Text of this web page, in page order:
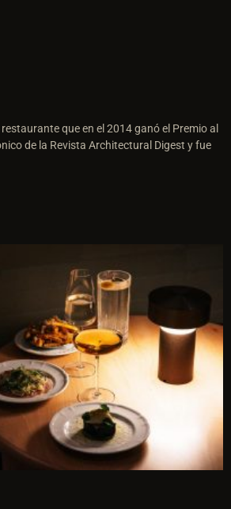
que en el 2014 ganó el Premio al
de la Revista Architectural Digest y fue